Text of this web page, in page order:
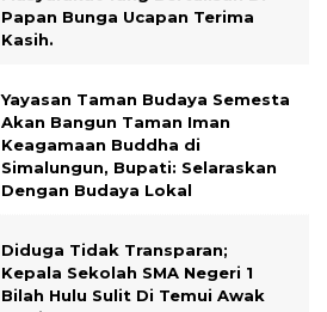
Papan Bunga Ucapan Terima
Kasih.
Yayasan Taman Budaya Semesta
Akan Bangun Taman Iman
Keagamaan Buddha di
Simalungun, Bupati: Selaraskan
Dengan Budaya Lokal
Diduga Tidak Transparan;
Kepala Sekolah SMA Negeri 1
Bilah Hulu Sulit Di Temui Awak